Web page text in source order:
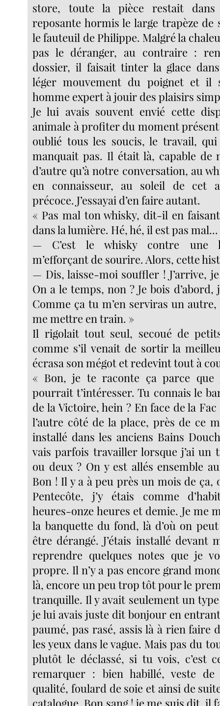
store, toute la pièce restait dans
reposante hormis le large trapèze
le fauteuil de Philippe. Malgré la
pas le déranger, au contraire :
dossier, il faisait tinter la glace
léger mouvement du poignet et il
homme expert à jouir des plaisirs
Je lui avais souvent envié cette
animale à profiter du moment présent
oublié tous les soucis, le travail,
manquait pas. Il était là, capable de
d’autre qu’à notre conversation, au
en connaisseur, au soleil de cet
précoce. J’essayai d’en faire autant.
« Pas mal ton whisky, dit-il en
dans la lumière. Hé, hé, il est pas mal...
— C’est le whisky contre une
m’efforçant de sourire. Alors, cette
— Dis, laisse-moi souffler ! J’arrive,
On a le temps, non ? Je bois
Comme ça tu m’en serviras un
me mettre en train. »
Il rigolait tout seul, secoué de
comme s’il venait de sortir la
écrasa son mégot et redevint tout à
« Bon, je te raconte ça parce
pourrait t’intéresser. Tu connais le
de la Victoire, hein ? En face de la
l’autre côté de la place, près de ce
installé dans les anciens Bains
vais parfois travailler lorsque j’ai un
ou deux ? On y est allés ensemble
Bon ! Il y a à peu près un mois de ça,
Pentecôte, j’y étais comme
heures-onze heures et demie. Je me
la banquette du fond, là d’où on
être dérangé. J’étais installé devant
reprendre quelques notes que je
propre. Il n’y a pas encore grand
là, encore un peu trop tôt pour le
tranquille. Il y avait seulement un
je lui avais juste dit bonjour en
paumé, pas rasé, assis là à rien faire
les yeux dans le vague. Mais pas du
plutôt le déclassé, si tu vois, c’est
remarquer : bien habillé, veste
qualité, foulard de soie et ainsi de